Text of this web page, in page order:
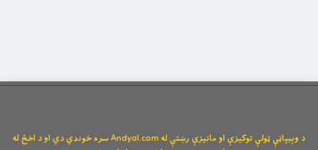
د وېبپاڼې ټولې توکیزې او مانیزې رښتې له Andyal.com سره خوندي دي او د اخځ له